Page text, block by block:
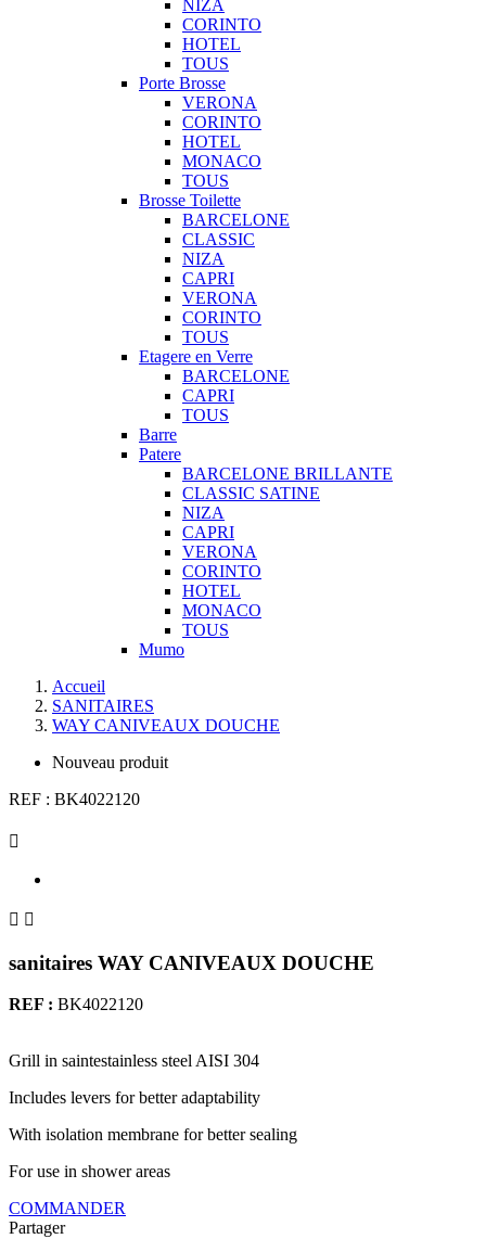
NIZA
CORINTO
HOTEL
TOUS
Porte Brosse
VERONA
CORINTO
HOTEL
MONACO
TOUS
Brosse Toilette
BARCELONE
CLASSIC
NIZA
CAPRI
VERONA
CORINTO
TOUS
Etagere en Verre
BARCELONE
CAPRI
TOUS
Barre
Patere
BARCELONE BRILLANTE
CLASSIC SATINE
NIZA
CAPRI
VERONA
CORINTO
HOTEL
MONACO
TOUS
Mumo
Accueil
SANITAIRES
WAY CANIVEAUX DOUCHE
Nouveau produit
REF : BK4022120

 
sanitaires WAY CANIVEAUX DOUCHE
REF : BK4022120
Grill in saintestainless steel AISI 304
Includes levers for better adaptability
With isolation membrane for better sealing
For use in shower areas
COMMANDER
Partager